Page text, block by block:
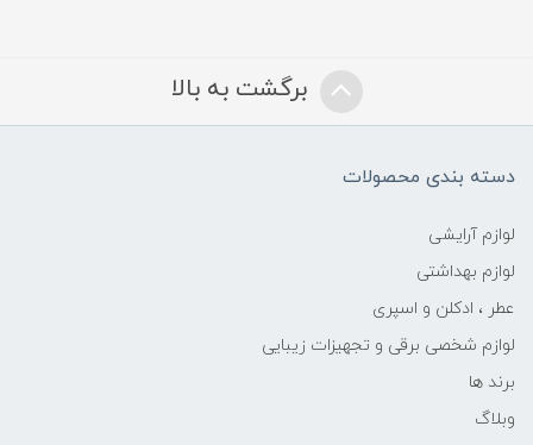
برگشت به بالا
دسته بندی محصولات
لوازم آرایشی
لوازم بهداشتی
عطر ، ادکلن و اسپری
لوازم شخصی برقی و تجهیزات زیبایی
برند ها
وبلاگ